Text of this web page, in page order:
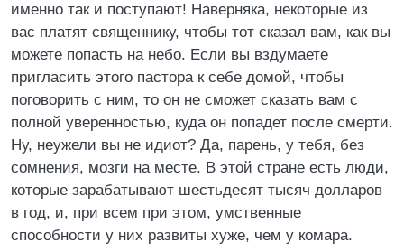
именно так и поступают! Наверняка, некоторые из
вас платят священнику, чтобы тот сказал вам, как вы
можете попасть на небо. Если вы вздумаете
пригласить этого пастора к себе домой, чтобы
поговорить с ним, то он не сможет сказать вам с
полной уверенностью, куда он попадет после смерти.
Ну, неужели вы не идиот? Да, парень, у тебя, без
сомнения, мозги на месте. В этой стране есть люди,
которые зарабатывают шестьдесят тысяч долларов
в год, и, при всем при этом, умственные
способности у них развиты хуже, чем у комара.